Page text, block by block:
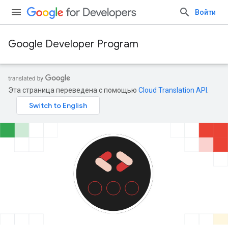
Войти
Google Developer Program
Эта страница переведена с помощью Cloud Translation API